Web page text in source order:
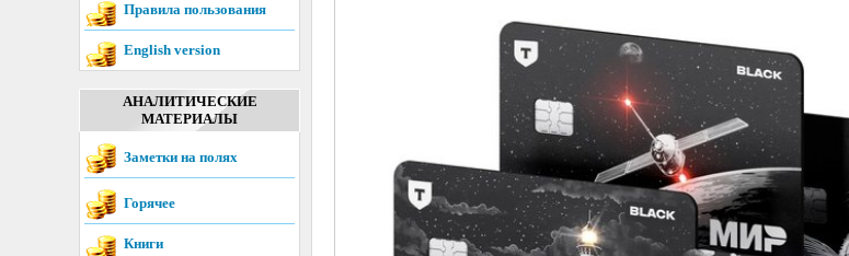
Правила пользования
English version
АНАЛИТИЧЕСКИЕ
МАТЕРИАЛЫ
Заметки на полях
Горячее
Книги